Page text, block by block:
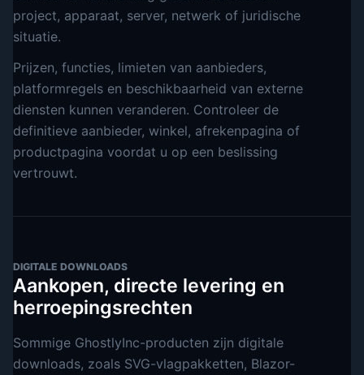
project, apparaat, server, netwerk of juridische
situatie.
Prijzen, functies, limieten van aanbieders,
platformregels en beschikbaarheid van externe
diensten kunnen veranderen. Controleer de
definitieve aanbieder, winkel, afrekenpagina of
productpagina voordat u op een beslissing
vertrouwt.
DIGITALE DOWNLOADS
Aankopen, directe levering en
herroepingsrechten
Sommige GhostlyInc-producten zijn digitale
downloads, zoals SVG-vlagpakketten, Blazor-